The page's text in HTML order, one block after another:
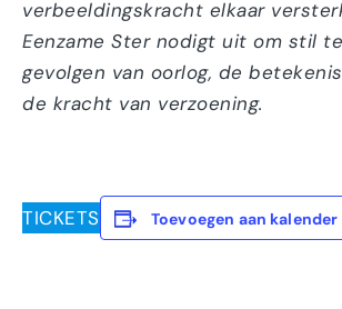
verbeeldingskracht elkaar
Eenzame Ster nodigt uit om stil
gevolgen van oorlog, de
de kracht van verzoening.
TICKETS Toevoegen aan kalender